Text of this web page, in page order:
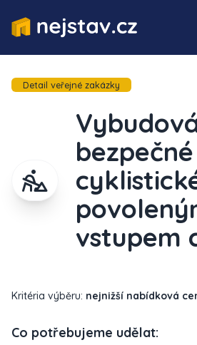
Detail veřejné zakázky
bezpečné
vstupem
Kritéria výběru: nejnižší nabídková
Co potřebujeme udělat: